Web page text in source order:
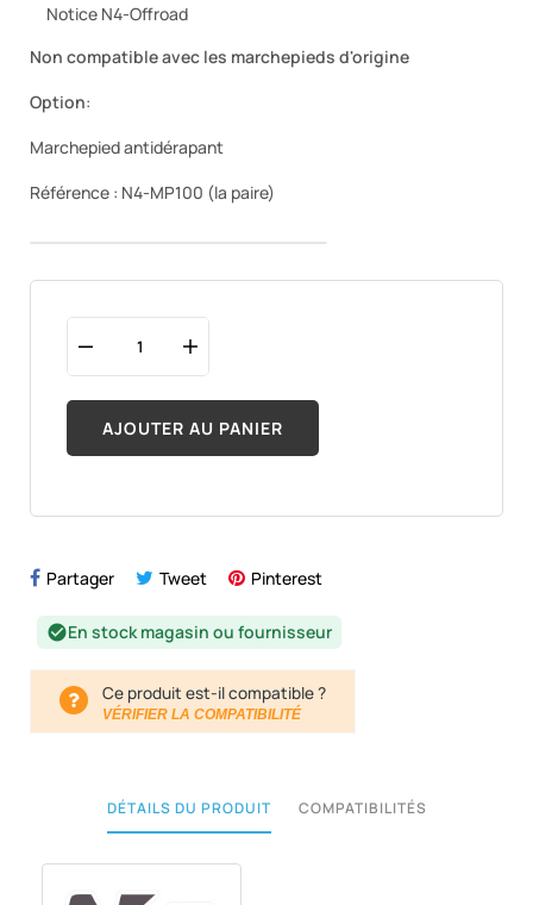
Notice N4-Offroad
Non compatible avec les marchepieds d'origine
Option:
Marchepied antidérapant
Référence : N4-MP100 (la paire)
AJOUTER AU PANIER
Partager Tweet Pinterest
check_circleEn stock magasin ou fournisseur
Ce produit est-il compatible ?
VÉRIFIER LA COMPATIBILITÉ
DÉTAILS DU PRODUIT COMPATIBILITÉS